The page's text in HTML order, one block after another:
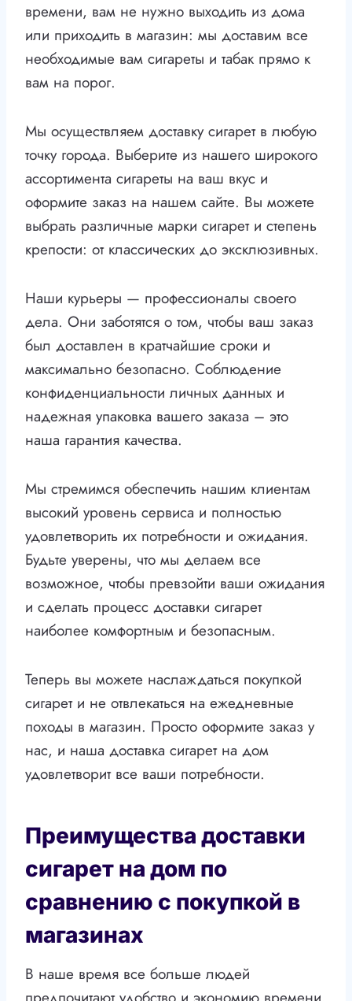
времени, вам не нужно выходить из дома
или приходить в магазин: мы доставим все
необходимые вам сигареты и табак прямо к
вам на порог.
Мы осуществляем доставку сигарет в любую
точку города. Выберите из нашего широкого
ассортимента сигареты на ваш вкус и
оформите заказ на нашем сайте. Вы можете
выбрать различные марки сигарет и степень
крепости: от классических до эксклюзивных.
Наши курьеры — профессионалы своего
дела. Они заботятся о том, чтобы ваш заказ
был доставлен в кратчайшие сроки и
максимально безопасно. Соблюдение
конфиденциальности личных данных и
надежная упаковка вашего заказа – это
наша гарантия качества.
Мы стремимся обеспечить нашим клиентам
высокий уровень сервиса и полностью
удовлетворить их потребности и ожидания.
Будьте уверены, что мы делаем все
возможное, чтобы превзойти ваши ожидания
и сделать процесс доставки сигарет
наиболее комфортным и безопасным.
Теперь вы можете наслаждаться покупкой
сигарет и не отвлекаться на ежедневные
походы в магазин. Просто оформите заказ у
нас, и наша доставка сигарет на дом
удовлетворит все ваши потребности.
Преимущества доставки
сигарет на дом по
сравнению с покупкой в
магазинах
В наше время все больше людей